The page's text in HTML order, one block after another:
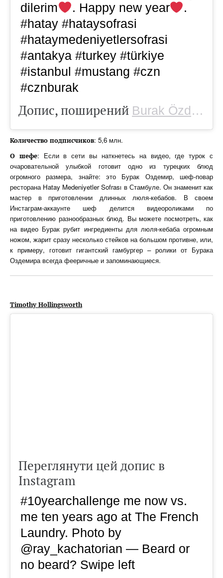
dilerim
. Happy new year
.
#hatay #hataysofrasi
#hataymedeniyetlersofrasi
#antakya #turkey #türkiye
#istanbul #mustang #czn
#cznburak
Допис, поширений Burak Özdemir
Количество подписчиков: 5,6 млн.
О шефе: Если в сети вы наткнетесь на видео, где турок с
очаровательной улыбкой готовит одно из турецких блюд
огромного размера, знайте: это Бурак Оздемир, шеф-повар
ресторана Hatay Medeniyetler Sofrası в Стамбуле. Он знаменит как
мастер в приготовлении длинных люля-кебабов. В своем
Инстаграм-аккаунте шеф делится видеороликами по
приготовлению разнообразных блюд. Вы можете посмотреть, как
на видео Бурак рубит ингредиенты для люля-кебаба огромным
ножом, жарит сразу несколько стейков на большом противне, или,
к примеру, готовит гигантский гамбургер – ролики от Бурака
Оздемира всегда фееричные и запоминающиеся.
Timothy Hollingsworth
Переглянути цей допис в
Instagram
#10yearchallenge me now vs.
me ten years ago at The French
Laundry. Photo by
@ray_kachatorian — Beard or
no beard? Swipe left